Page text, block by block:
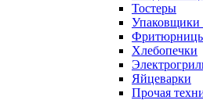
Тостеры
Упаковщики
Хлебопечки
Яйцеварки
Прочая